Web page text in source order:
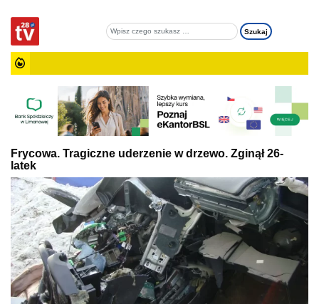
Frycowa. Tragiczne uderzenie w drzewo. Zginął 26-
latek